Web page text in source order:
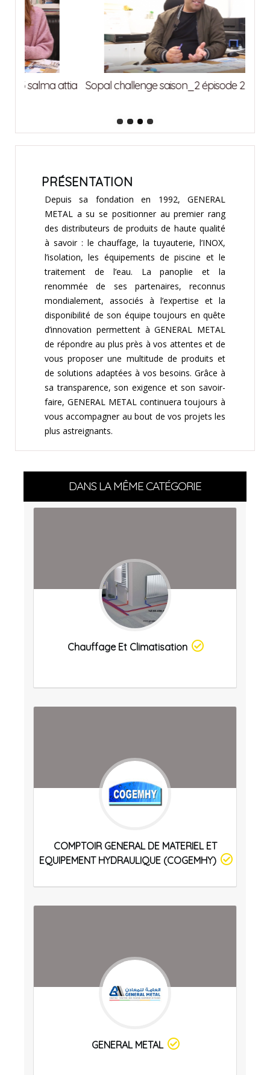
Sopal challenge saison_2 épisode 2 ghrab imed
PRÉSENTATION
Depuis sa fondation en 1992, GENERAL
METAL a su se positionner au premier rang
des distributeurs de produits de haute qualité
à savoir : le chauffage, la tuyauterie, l’INOX,
l’isolation, les équipements de piscine et le
traitement de l’eau. La panoplie et la
renommée de ses partenaires, reconnus
mondialement, associés à l’expertise et la
disponibilité de son équipe toujours en quête
d’innovation permettent à GENERAL METAL
de répondre au plus près à vos attentes et de
vous proposer une multitude de produits et
de solutions adaptées à vos besoins. Grâce à
sa transparence, son exigence et son savoir-
faire, GENERAL METAL continuera toujours à
vous accompagner au bout de vos projets les
plus astreignants.
DANS LA MÊME CATÉGORIE
Chauffage Et Climatisation
COMPTOIR GENERAL DE MATERIEL ET
EQUIPEMENT HYDRAULIQUE (COGEMHY)
GENERAL METAL